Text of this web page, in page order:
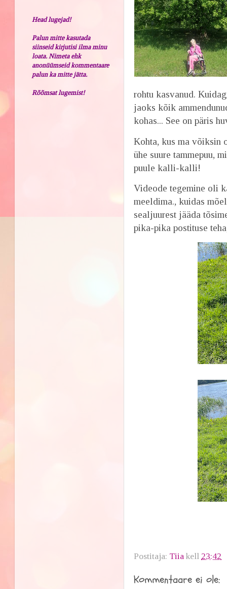
rohtu kasvanud.
jaoks kõik
kohas... See on päris
Kohta, kus ma võiksin
ühe suure tammepuu,
puule kalli-kalli!
Videode tegemine oli
meeldima., kuidas
sealjuurest jääda
pika-pika postituse
Postitaja: Tiia kell 23:42
Kommentaare ei ole:
Head lugejad!
Palun mitte kasutada
siinseid kirjutisi ilma minu
loata. Nimeta ehk
anonüümseid kommentaare
palun ka mitte jätta.
Rõõmsat lugemist!